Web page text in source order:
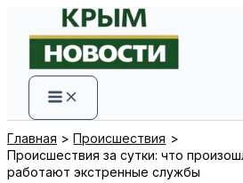
содержимому
Главная
Происшествия
Происшествия за сутки: что
работают экстренные службы